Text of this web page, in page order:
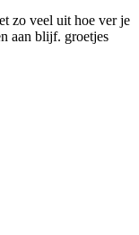
zo veel uit hoe ver je
aan blijf. groetjes